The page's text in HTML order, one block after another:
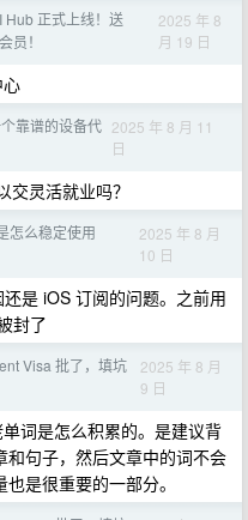
Hub 正式上线！送
员！
2025 年 8
月 19 日
靠谱的设备代 2025 年 8 月 11
日
交灵活就业吗？
怎么稳定使用
2025 年 8 月
10 日
是 iOS 订阅的问题。之前用
封了
Visa 批了，填坑
2025 年 8 月
9 日
词是怎么积累的。是建议背
句子，然后文章中的词不会
是很重要的一部分。